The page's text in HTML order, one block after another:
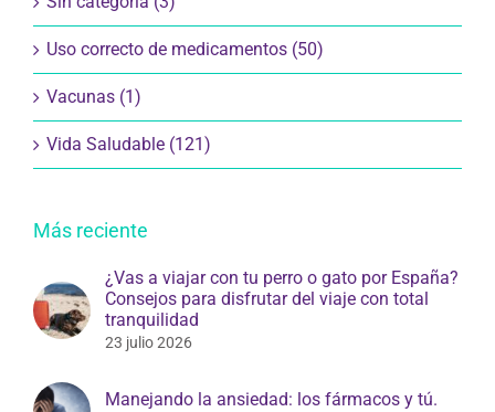
Uso correcto de medicamentos (50)
Vacunas (1)
Vida Saludable (121)
Más reciente
¿Vas a viajar con tu perro o gato por España?
Consejos para disfrutar del viaje con total
tranquilidad
23 julio 2026
Manejando la ansiedad: los fármacos y tú.